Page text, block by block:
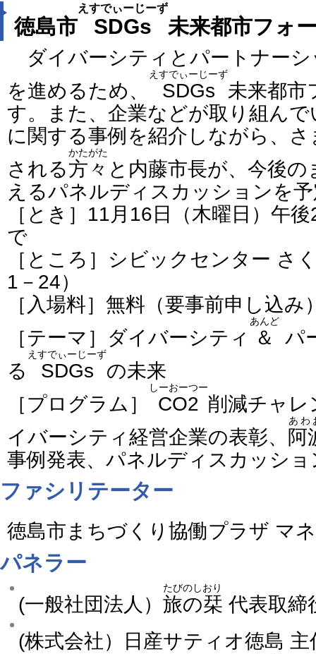
徳島市 SDGs
えすでぃーじーず
未来都市フォ
ダイバーシティとパートナー
を進めるため、
SDGs
えすでぃーじーず
未来都市
す。また、企業などが取り組ん
に関する事例を紹介しながら、
される方々
かたがた
と内藤市長が、今後
えるパネルディスカッションを
［とき］11月16日（木曜日）午
で
［ところ］シビックセンター さ
1－24）
［入場料］無料（要事前申し込み
［テーマ］ダイバーシティ ＆
あんど
パ
る
SDGs
えすでぃーじーず
の未来
［プログラム］
CO2
しーおーつー
削減チャレ
イバーシティ経営企業の表彰、 阿
あわ
事例発表、パネルディスカッショ
ファシリテーター
徳島市まちづくり協働プラザ マ
パネラー
(一般社団法人） 旅の栞
たびのしおり
代表取
(株式会社）日産サティオ徳島